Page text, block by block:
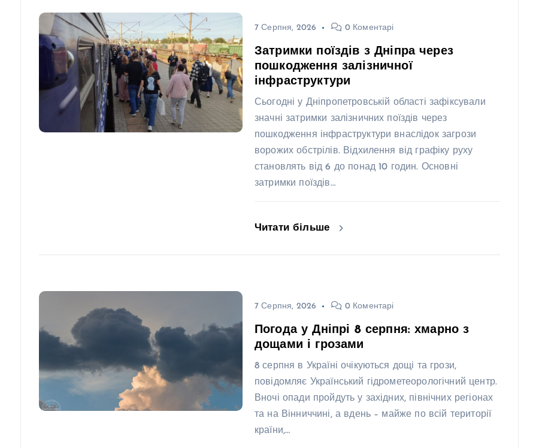
7 Серпня, 2026 0 Коментарі
Затримки поїздів з Дніпра через
пошкодження залізничної
інфраструктури
Сьогодні у Дніпропетровській області зафіксували
значні затримки залізничних поїздів через
пошкодження інфраструктури внаслідок загрози
ворожих обстрілів. Відхилення від графіку руху
становлять від 6 до понад 10 годин. Основні
затримки поїздів…
Читати більше
7 Серпня, 2026 0 Коментарі
Погода у Дніпрі 8 серпня: хмарно з
дощами і грозами
8 серпня в Україні очікуються дощі та грози,
повідомляє Український гідрометеорологічний центр.
Вночі опади пройдуть у західних, північних регіонах
та на Вінниччині, а вдень – майже по всій території
країни,…